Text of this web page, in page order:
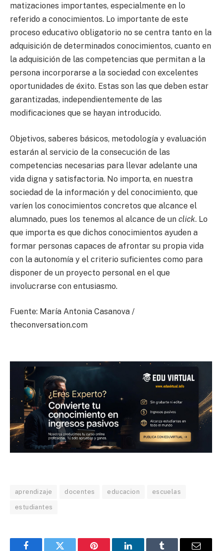
matizaciones importantes, especialmente en lo
referido a conocimientos. Lo importante de este
proceso educativo obligatorio no se centra tanto en la
adquisición de determinados conocimientos, cuanto en
la adquisición de las competencias que permitan a la
persona incorporarse a la sociedad con excelentes
oportunidades de éxito. Estas son las que deben estar
garantizadas, independientemente de las
modificaciones que se hayan introducido.
Objetivos, saberes básicos, metodología y evaluación
estarán al servicio de la consecución de las
competencias necesarias para llevar adelante una
vida digna y satisfactoria. No importa, en nuestra
sociedad de la información y del conocimiento, que
varíen los conocimientos concretos que alcance el
alumnado, pues los tenemos al alcance de un click. Lo
que importa es que dichos conocimientos ayuden a
formar personas capaces de afrontar su propia vida
con la autonomía y el criterio suficientes como para
disponer de un proyecto personal en el que
involucrarse con entusiasmo.
Fuente: María Antonia Casanova /
theconversation.com
aprendizaje docentes educacion escuelas
estudiantes